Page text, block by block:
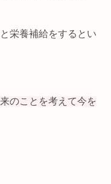
栄養補給をするとい
のことを考えて今を